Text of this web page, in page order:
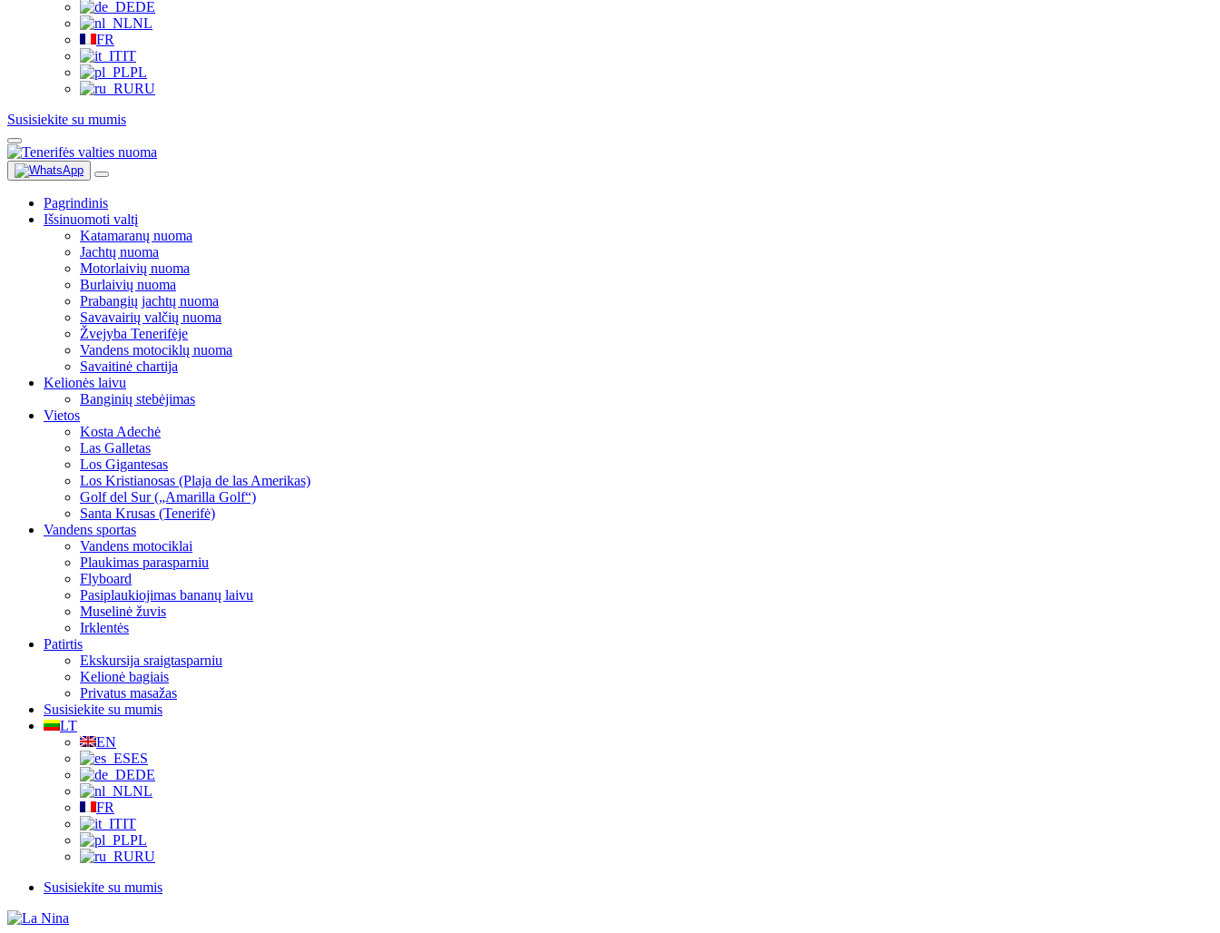
DE
NL
FR
IT
PL
RU
Susisiekite su mumis
Pagrindinis
Išsinuomoti valtį
Katamaranų nuoma
Jachtų nuoma
Motorlaivių nuoma
Burlaivių nuoma
Prabangių jachtų nuoma
Savavairių valčių nuoma
Žvejyba Tenerifėje
Vandens motociklų nuoma
Savaitinė chartija
Kelionės laivu
Banginių stebėjimas
Vietos
Kosta Adechė
Las Galletas
Los Gigantesas
Los Kristianosas (Plaja de las Amerikas)
Golf del Sur („Amarilla Golf“)
Santa Krusas (Tenerifė)
Vandens sportas
Vandens motociklai
Plaukimas parasparniu
Flyboard
Pasiplaukiojimas bananų laivu
Muselinė žuvis
Irklentės
Patirtis
Ekskursija sraigtasparniu
Kelionė bagiais
Privatus masažas
Susisiekite su mumis
LT
EN
ES
DE
NL
FR
IT
PL
RU
Susisiekite su mumis